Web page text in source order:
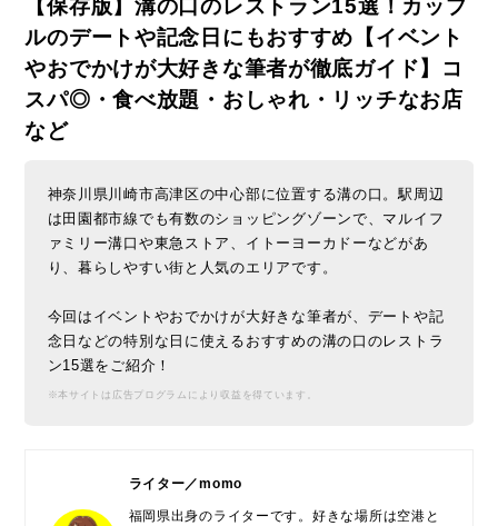
【保存版】溝の口のレストラン15選！カップ
ルのデートや記念日にもおすすめ【イベント
やおでかけが大好きな筆者が徹底ガイド】コ
スパ◎・食べ放題・おしゃれ・リッチなお店
など
神奈川県川崎市高津区の中心部に位置する溝の口。駅周辺
は田園都市線でも有数のショッピングゾーンで、マルイフ
ァミリー溝口や東急ストア、イトーヨーカドーなどがあ
り、暮らしやすい街と人気のエリアです。
今回はイベントやおでかけが大好きな筆者が、デートや記
念日などの特別な日に使えるおすすめの溝の口のレストラ
ン15選をご紹介！
※本サイトは広告プログラムにより収益を得ています。
ライター／momo
福岡県出身のライターです。好きな場所は空港と